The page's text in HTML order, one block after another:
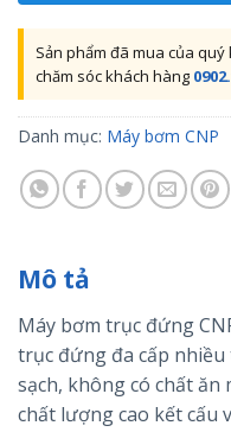
Sản phẩm đã mua của
chăm sóc khách hàng
Danh mục: Máy bơm CNP
Mô tả
Máy bơm trục đứng
trục đứng đa cấp
sạch, không có chất ăn
chất lượng cao kết cấu